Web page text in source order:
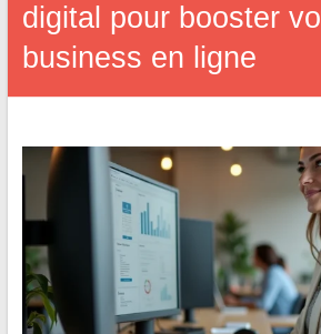
digital pour booster
business en ligne